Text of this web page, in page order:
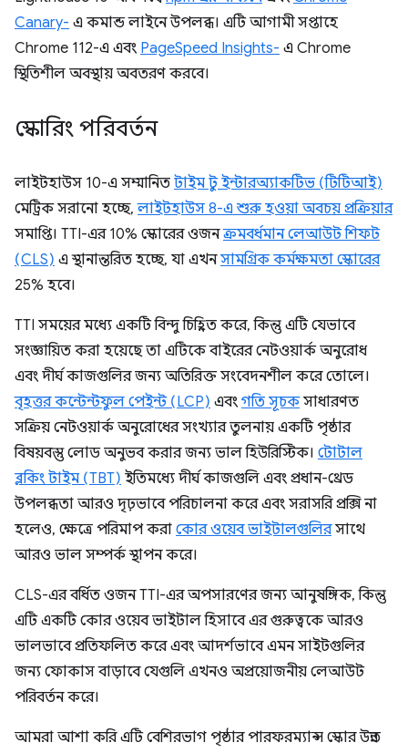
Canary- এ কমান্ড লাইনে উপলব্ধ। এটি আগামী সপ্তাহে
Chrome 112-এ এবং PageSpeed ​​Insights- এ Chrome
স্থিতিশীল অবস্থায় অবতরণ করবে।
স্কোরিং পরিবর্তন
লাইটহাউস 10-এ সম্মানিত টাইম টু ইন্টারঅ্যাকটিভ (টিটিআই)
মেট্রিক সরানো হচ্ছে,লাইটহাউস 8-এ শুরু হওয়া অবচয় প্রক্রিয়ার
সমাপ্তি। TTI-এর 10% স্কোরের ওজনক্রমবর্ধমান লেআউট শিফট
(CLS) এ স্থানান্তরিত হচ্ছে, যা এখনসামগ্রিক কর্মক্ষমতা স্কোরের
25% হবে।
TTI সময়ের মধ্যে একটি বিন্দু চিহ্নিত করে, কিন্তু এটি যেভাবে
সংজ্ঞায়িত করা হয়েছে তা এটিকে বাইরের নেটওয়ার্ক অনুরোধ
এবং দীর্ঘ কাজগুলির জন্য অতিরিক্ত সংবেদনশীল করে তোলে।
বৃহত্তর কন্টেন্টফুল পেইন্ট (LCP) এবং গতি সূচকসাধারণত
সক্রিয় নেটওয়ার্ক অনুরোধের সংখ্যার তুলনায় একটি পৃষ্ঠার
বিষয়বস্তু লোড অনুভব করার জন্য ভাল হিউরিস্টিক। টোটাল
ব্লকিং টাইম (TBT) ইতিমধ্যে দীর্ঘ কাজগুলি এবং প্রধান-থ্রেড
উপলব্ধতা আরও দৃঢ়ভাবে পরিচালনা করে এবং সরাসরি প্রক্সি না
হলেও, ক্ষেত্রে পরিমাপ করা কোর ওয়েব ভাইটালগুলিরসাথে
আরও ভাল সম্পর্ক স্থাপন করে।
CLS-এর বর্ধিত ওজন TTI-এর অপসারণের জন্য আনুষঙ্গিক, কিন্তু
এটি একটি কোর ওয়েব ভাইটাল হিসাবে এর গুরুত্বকে আরও
ভালভাবে প্রতিফলিত করে এবং আদর্শভাবে এমন সাইটগুলির
জন্য ফোকাস বাড়াবে যেগুলি এখনও অপ্রয়োজনীয় লেআউট
পরিবর্তন করে।
আমরা আশা করি এটি বেশিরভাগ পৃষ্ঠার পারফরম্যান্স স্কোর উন্নত